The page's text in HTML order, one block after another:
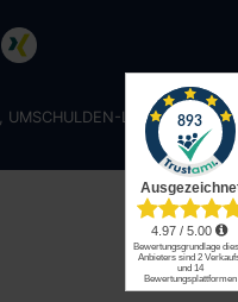
LEICHT